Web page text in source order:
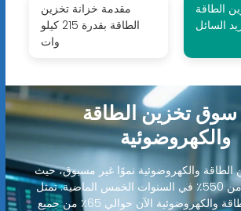
مقدمة خزانة تخزين
الطاقة بقدرة 215 كيلو
وات
الطاقة
السائل
سوق تخزين الطاقة
والكهروضوئية
والكهروضوئية نموًا غير مسبوق، حيث
زاد الطلب بأكثر من 550٪ في السنوات الخمس الماضية. تمثل
أنظمة تخزين الطاقة والكهروضوئية الآن حوالي 65٪ من جميع